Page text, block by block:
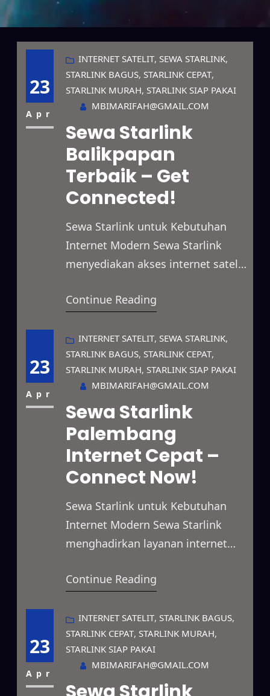
23
Apr
INTERNET SATELIT, SEWA STARLINK
STARLINK BAGUS, STARLINK CEPAT
STARLINK MURAH, STARLINK SIAP PAKAI
MBIMARIFAH@GMAIL.COM
Sewa Starlink
Balikpapan
Terbaik – Get
Connected!
Sewa Starlink untuk Kebutuhan
Internet Modern Sewa Starlink
menyediakan akses internet satelit
digunakan di berbagai kondisi.
mendukung kebutuhan bisnis,
proyek lapangan, event, hingga
penggunaan pribadi secara
fleksibel. Bahkan, jangkauannya
mencakup area terpencil, lokasi
dengan sinyal lemah, hingga
wilayah yang belum memiliki
jaringan fiber optik. Dengan
bantuan…
Continue Reading
23
Apr
INTERNET SATELIT, SEWA STARLINK
STARLINK BAGUS, STARLINK CEPAT
STARLINK MURAH, STARLINK SIAP PAKAI
MBIMARIFAH@GMAIL.COM
Sewa Starlink
Palembang
Internet Cepat –
Connect Now!
Sewa Starlink untuk Kebutuhan
Internet Modern Sewa Starlink
menghadirkan layanan internet
dapat digunakan dalam berbagai
mendukung kebutuhan bisnis,
proyek lapangan, event, hingga
penggunaan pribadi secara
fleksibel. Selain itu, jangkauannya
luas hingga ke area terpencil,
Continue Reading
23
Apr
INTERNET SATELIT, STARLINK BAGUS
STARLINK CEPAT, STARLINK MURAH
STARLINK SIAP PAKAI
MBIMARIFAH@GMAIL.COM